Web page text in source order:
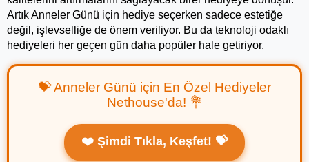
Artık Anneler Günü için hediye seçerken sadece estetiğe
değil, işlevselliğe de önem veriliyor. Bu da teknoloji odaklı
hediyeleri her geçen gün daha popüler hale getiriyor.
💝 Anneler Günü için En Özel Hediyeler
Nethouse'da! 💐
❤️ Şimdi Tıkla, Keşfet! 💝